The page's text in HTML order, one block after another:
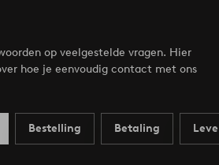
op veelgestelde vragen. Hier
hoe je eenvoudig contact met ons
Bestelling Betaling